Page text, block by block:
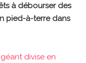
à débourser des
pied-à-terre dans
divise en